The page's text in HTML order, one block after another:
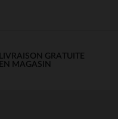
LIVRAISON GRATUITE
EN MAGASIN